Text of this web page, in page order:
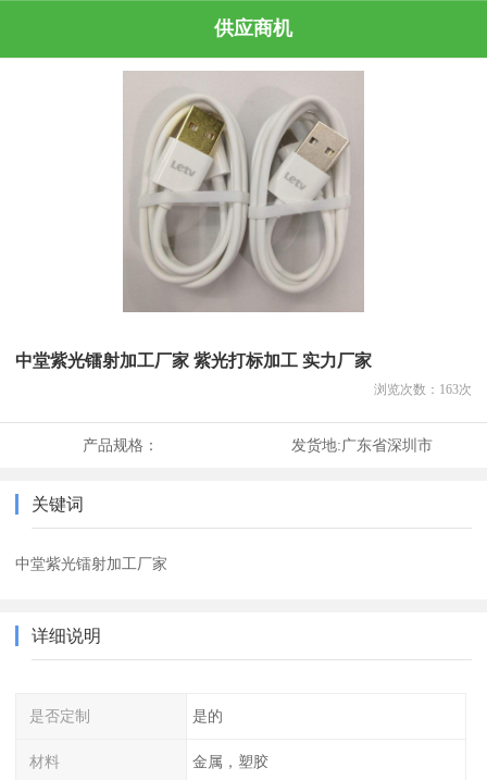
供应商机
中堂紫光镭射加工厂家 紫光打标加工 实力厂家
浏览次数： 163次
产品规格： 发货地:广东省深圳市
关键词
中堂紫光镭射加工厂家
详细说明
是否定制 是的
材料 金属，塑胶